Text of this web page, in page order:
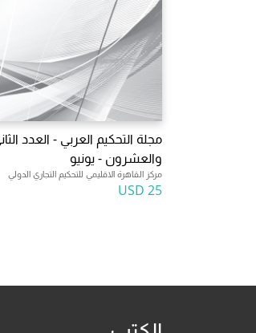
مجلة التحكيم العربي - العدد
والعشرون - يونيو
مركز القاهرة الاقليمي للتحكيم التجاري الدولي
25 USD